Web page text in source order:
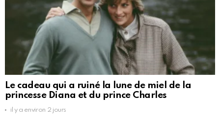
Le cadeau qui a ruiné la lune de miel de la
princesse Diana et du prince Charles
il y a environ 2 jours